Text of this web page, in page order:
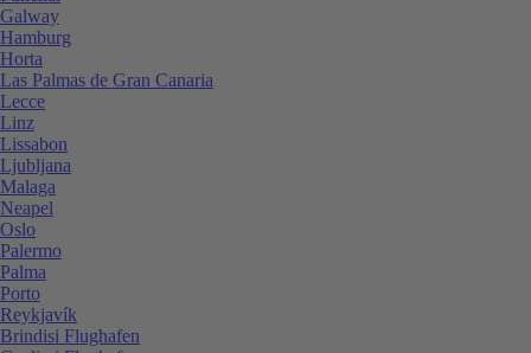
Galway
Hamburg
Horta
Las Palmas de Gran Canaria
Lecce
Linz
Lissabon
Ljubljana
Malaga
Neapel
Oslo
Palermo
Palma
Porto
Reykjavík
Brindisi Flughafen